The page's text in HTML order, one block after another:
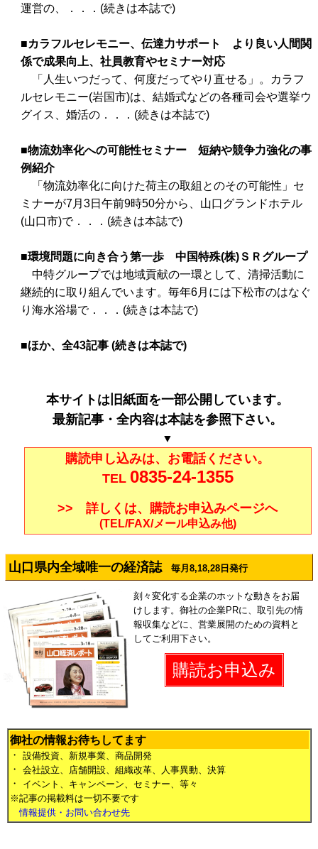
運営の、．．．(続きは本誌で)
■カラフルセレモニー、伝達力サポート より良い人間関
係で成果向上、社員教育やセミナー対応
「人生いつだって、何度だってやり直せる」。カラフ
ルセレモニー(岩国市)は、結婚式などの各種司会や選挙ウ
グイス、婚活の．．．(続きは本誌で)
■物流効率化への可能性セミナー 短納や競争力強化の事
例紹介
「物流効率化に向けた荷主の取組とのその可能性」セ
ミナーが7月3日午前9時50分から、山口グランドホテル
(山口市)で．．．(続きは本誌で)
■環境問題に向き合う第一歩 中国特殊(株)ＳＲグループ
中特グループでは地域貢献の一環として、清掃活動に
継続的に取り組んでいます。毎年6月には下松市のはなぐ
り海水浴場で．．．(続きは本誌で)
■ほか、全43記事 (続きは本誌で)
本サイトは旧紙面を一部公開しています。
最新記事・全内容は本誌を参照下さい。
▼
購読申し込みは、お電話ください。
TEL 0835-24-1355
>> 詳しくは、購読お申込みページへ
(TEL/FAX/メール申込み他)
山口県内全域唯一の経済誌毎月8,18,28日発行
刻々変化する企業のホットな動きをお届
けします。御社の企業PRに、取引先の情
報収集などに、営業展開のための資料と
してご利用下さい。
購読お申込み
御社の情報お待ちしてます
・
設備投資、新規事業、商品開発
・
会社設立、店舗開設、組織改革、人事異動、決算
・
イベント、キャンペーン、セミナー、等々
※記事の掲載料は一切不要です
情報提供・お問い合わせ先